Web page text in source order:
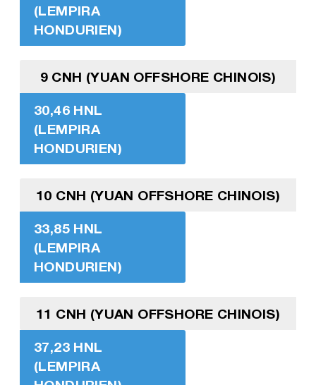
(LEMPIRA
HONDURIEN)
9 CNH (YUAN OFFSHORE CHINOIS)
30,46 HNL
(LEMPIRA
HONDURIEN)
10 CNH (YUAN OFFSHORE CHINOIS)
33,85 HNL
(LEMPIRA
HONDURIEN)
11 CNH (YUAN OFFSHORE CHINOIS)
37,23 HNL
(LEMPIRA